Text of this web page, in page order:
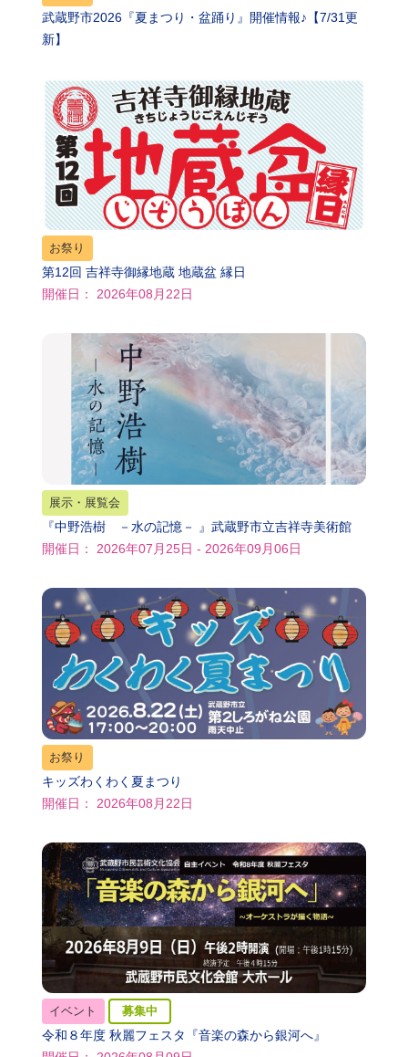
武蔵野市2026『夏まつり・盆踊り』開催情報♪【7/31更
新】
お祭り
第12回 吉祥寺御縁地蔵 地蔵盆 縁日
開催日： 2026年08月22日
展示・展覧会
『中野浩樹 －水の記憶－ 』武蔵野市立吉祥寺美術館
開催日： 2026年07月25日 - 2026年09月06日
お祭り
キッズわくわく夏まつり
開催日： 2026年08月22日
イベント 募集中
令和８年度 秋麗フェスタ『音楽の森から銀河へ』